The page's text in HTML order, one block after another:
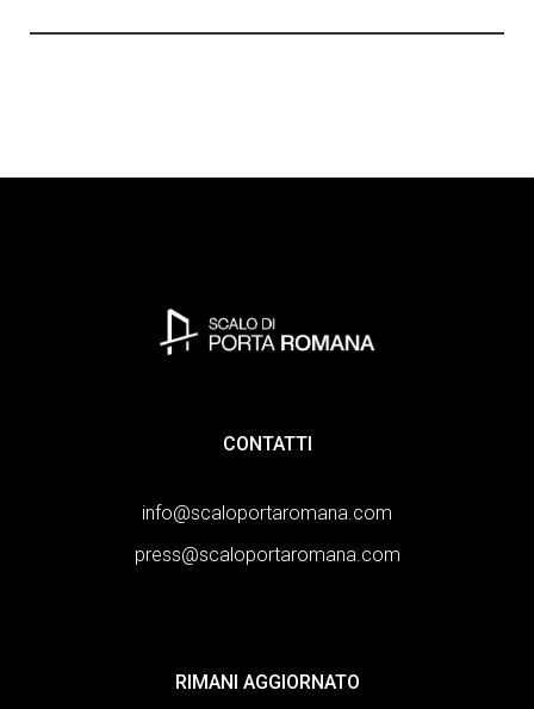
CONTATTI
info@scaloportaromana.com
press@scaloportaromana.com
RIMANI AGGIORNATO